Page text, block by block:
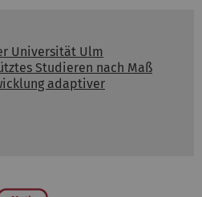
Universität Ulm
Studieren nach Maß
adaptiver